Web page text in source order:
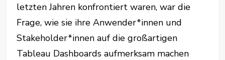
letzten Jahren konfrontiert waren, war die
Frage, wie sie ihre Anwender*innen und
Stakeholder*innen auf die großartigen
Tableau Dashboards aufmerksam machen